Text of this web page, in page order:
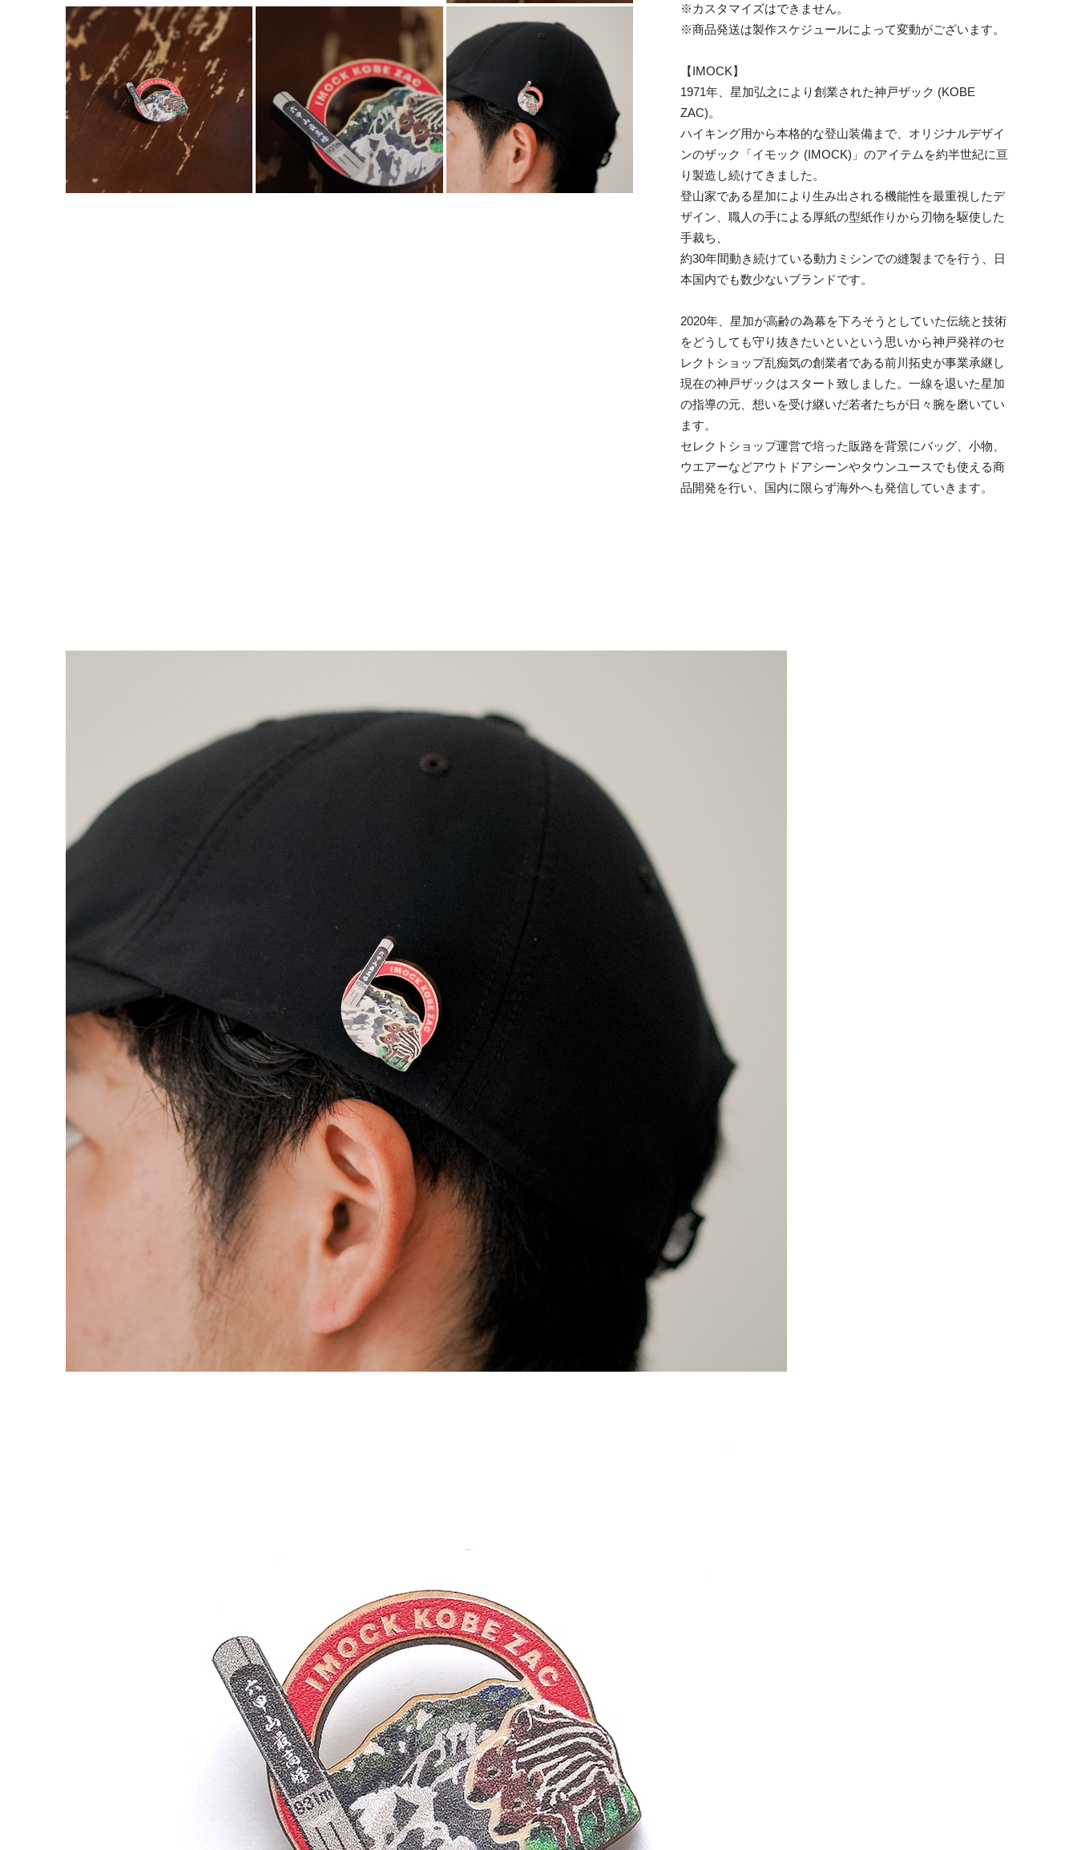
※カスタマイズはできません。
※商品発送は製作スケジュールによって変動がございます。
【IMOCK】
1971年、星加弘之により創業された神戸ザック (KOBE
ZAC)。
ハイキング用から本格的な登山装備まで、オリジナルデザイ
ンのザック「イモック (IMOCK)」のアイテムを約半世紀に亘
り製造し続けてきました。
登山家である星加により生み出される機能性を最重視したデ
ザイン、職人の手による厚紙の型紙作りから刃物を駆使した
手裁ち、
約30年間動き続けている動力ミシンでの縫製までを行う、日
本国内でも数少ないブランドです。
2020年、星加が高齢の為幕を下ろそうとしていた伝統と技術
をどうしても守り抜きたいといという思いから神戸発祥のセ
レクトショップ乱痴気の創業者である前川拓史が事業承継し
現在の神戸ザックはスタート致しました。一線を退いた星加
の指導の元、想いを受け継いだ若者たちが日々腕を磨いてい
ます。
セレクトショップ運営で培った販路を背景にバッグ、小物、
ウエアーなどアウトドアシーンやタウンユースでも使える商
品開発を行い、国内に限らず海外へも発信していきます。